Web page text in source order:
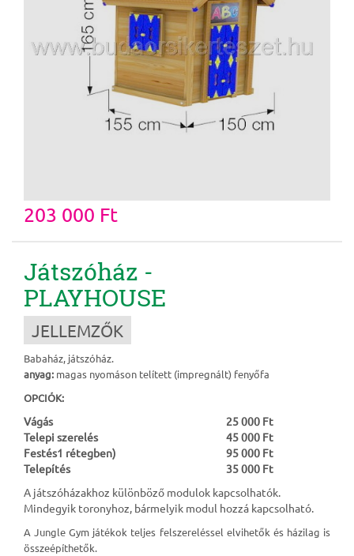
203 000 Ft
Játszóház -
PLAYHOUSE
JELLEMZŐK
Babaház, játszóház.
anyag: magas nyomáson telített (impregnált) fenyőfa
OPCIÓK:
Vágás
25 000 Ft
Telepi szerelés
45 000 Ft
Festés1 rétegben)
95 000 Ft
Telepítés
35 000 Ft
A játszóházakhoz különböző modulok kapcsolhatók.
Mindegyik toronyhoz, bármelyik modul hozzá kapcsolható.
A Jungle Gym játékok teljes felszereléssel elvihetők és házilag is
összeépíthetők.